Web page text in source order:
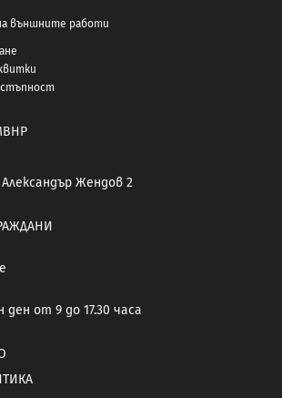
външните работи
Александър Жендов 2
ден от 9 до 17.30 часа